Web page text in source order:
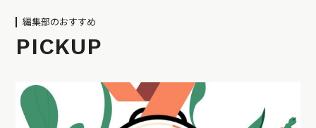
編集部のおすすめ
PICKUP